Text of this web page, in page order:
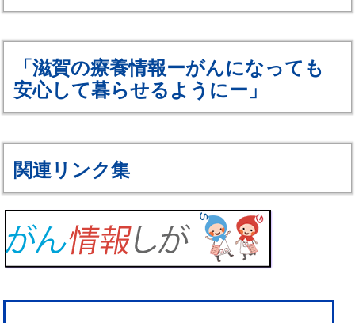
「滋賀の療養情報ーがんになっても
安心して暮らせるようにー」
関連リンク集